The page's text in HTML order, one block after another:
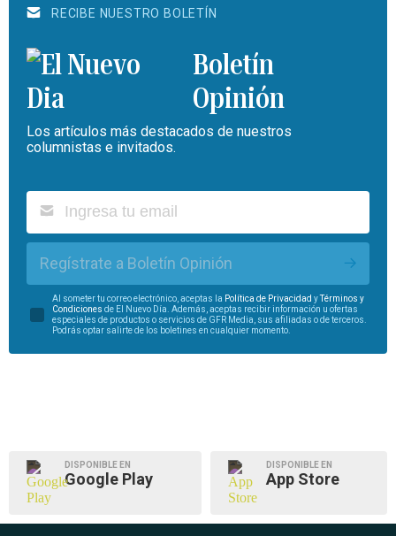
RECIBE NUESTRO BOLETÍN
Boletín
Opinión
Los artículos más destacados de nuestros
columnistas e invitados.
Regístrate a Boletín Opinión
Al someter tu correo electrónico, aceptas la Política de Privacidad yTérminos y
Condiciones de El Nuevo Día. Además, aceptas recibir información u ofertas
especiales de productos o servicios de GFR Media, sus afiliadas o de terceros.
Podrás optar salirte de los boletines en cualquier momento.
DISPONIBLE EN
Google Play
DISPONIBLE EN
App Store